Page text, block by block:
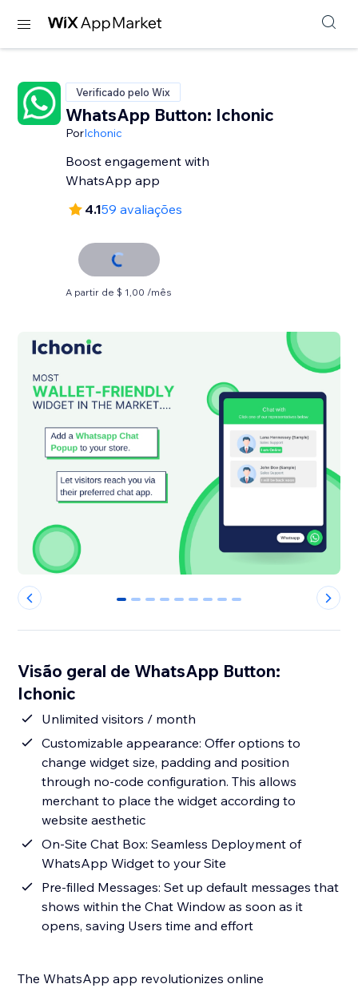
Verificado pelo Wix
WhatsApp Button: Ichonic
PorIchonic
Boost engagement with
WhatsApp app
4.159 avaliações
A partir de $ 1,00 /mês
0 1 2 3 4 5 6 7 8
Visão geral de WhatsApp Button:
Ichonic
Unlimited visitors / month
Customizable appearance: Offer options to
change widget size, padding and position
through no-code configuration. This allows
merchant to place the widget according to
website aesthetic
On-Site Chat Box: Seamless Deployment of
WhatsApp Widget to your Site
Pre-filled Messages: Set up default messages that
shows within the Chat Window as soon as it
opens, saving Users time and effort
The WhatsApp app revolutionizes online